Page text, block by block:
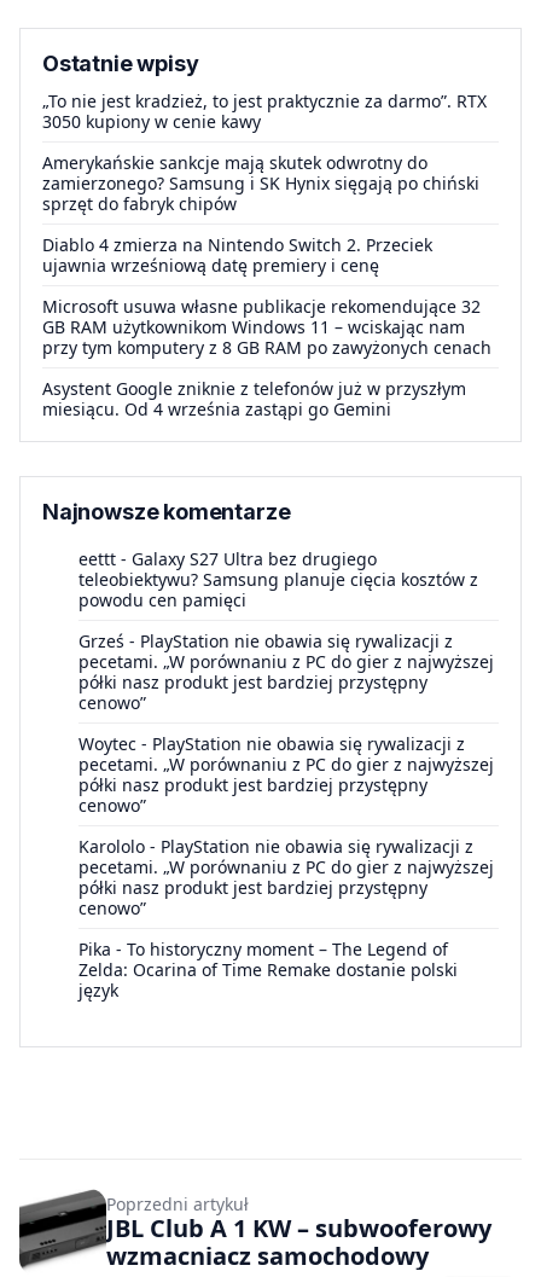
Ostatnie wpisy
„To nie jest kradzież, to jest praktycznie za darmo”. RTX
3050 kupiony w cenie kawy
Amerykańskie sankcje mają skutek odwrotny do
zamierzonego? Samsung i SK Hynix sięgają po chiński
sprzęt do fabryk chipów
Diablo 4 zmierza na Nintendo Switch 2. Przeciek
ujawnia wrześniową datę premiery i cenę
Microsoft usuwa własne publikacje rekomendujące 32
GB RAM użytkownikom Windows 11 – wciskając nam
przy tym komputery z 8 GB RAM po zawyżonych cenach
Asystent Google zniknie z telefonów już w przyszłym
miesiącu. Od 4 września zastąpi go Gemini
Najnowsze komentarze
eettt - Galaxy S27 Ultra bez drugiego
teleobiektywu? Samsung planuje cięcia kosztów z
powodu cen pamięci
Grześ - PlayStation nie obawia się rywalizacji z
pecetami. „W porównaniu z PC do gier z najwyższej
półki nasz produkt jest bardziej przystępny
cenowo”
Woytec - PlayStation nie obawia się rywalizacji z
pecetami. „W porównaniu z PC do gier z najwyższej
półki nasz produkt jest bardziej przystępny
cenowo”
Karololo - PlayStation nie obawia się rywalizacji z
pecetami. „W porównaniu z PC do gier z najwyższej
półki nasz produkt jest bardziej przystępny
cenowo”
Pika - To historyczny moment – The Legend of
Zelda: Ocarina of Time Remake dostanie polski
język
Poprzedni artykuł
JBL Club A 1 KW – subwooferowy
wzmacniacz samochodowy